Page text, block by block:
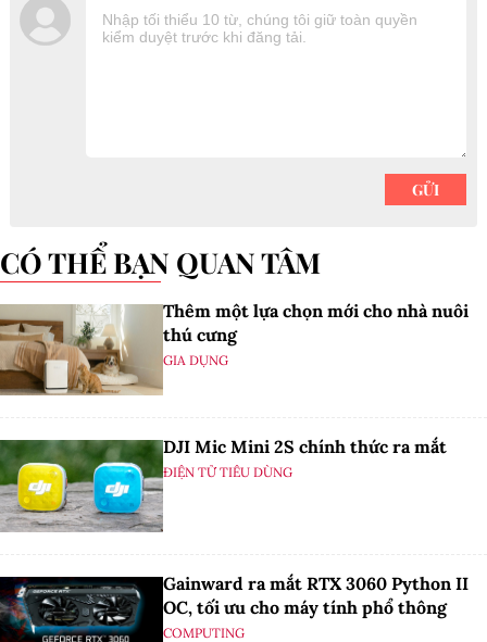
CÓ THỂ BẠN QUAN TÂM
Thêm một lựa chọn mới cho nhà nuôi
thú cưng
GIA DỤNG
DJI Mic Mini 2S chính thức ra mắt
ĐIỆN TỬ TIÊU DÙNG
Gainward ra mắt RTX 3060 Python II
OC, tối ưu cho máy tính phổ thông
COMPUTING